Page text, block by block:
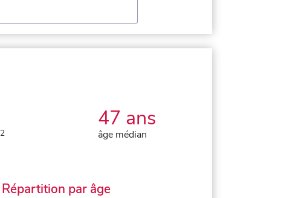
2
47 ans
âge médian
Répartition par âge